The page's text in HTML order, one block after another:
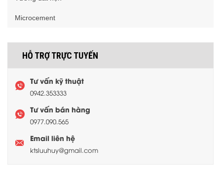
Microcement
HỖ TRỢ TRỰC TUYẾN
Tư vấn kỹ thuật
0942.353333
Tư vấn bán hàng
0977.090.565
Email liên hệ
ktsluuhuy@gmail.com